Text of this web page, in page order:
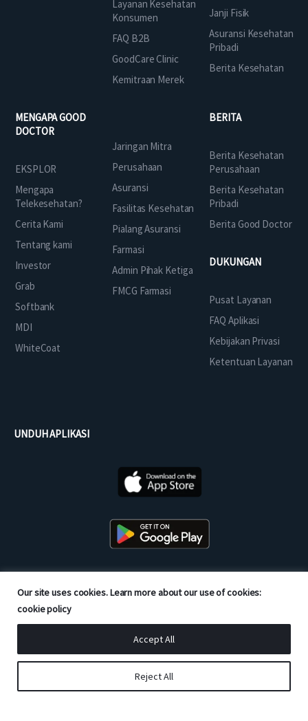
Our site uses cookies. Learn more about our use of cookies:
cookie policy
Reject All
Accept All
Layanan Kesehatan
Konsumen
FAQ B2B
GoodCare Clinic
Kemitraan Merek
Janji Fisik
Asuransi Kesehatan
Pribadi
Berita Kesehatan
MENGAPA GOOD
DOCTOR
EKSPLOR
Mengapa
Telekesehatan?
Cerita Kami
Tentang kami
Investor
Grab
Softbank
MDI
WhiteCoat
Jaringan Mitra
Perusahaan
Asuransi
Fasilitas Kesehatan
Pialang Asuransi
Farmasi
Admin Pihak Ketiga
FMCG Farmasi
BERITA
Berita Kesehatan
Perusahaan
Berita Kesehatan
Pribadi
Berita Good Doctor
DUKUNGAN
Pusat Layanan
FAQ Aplikasi
Kebijakan Privasi
Ketentuan Layanan
UNDUH APLIKASI
Mitra Resmi dari